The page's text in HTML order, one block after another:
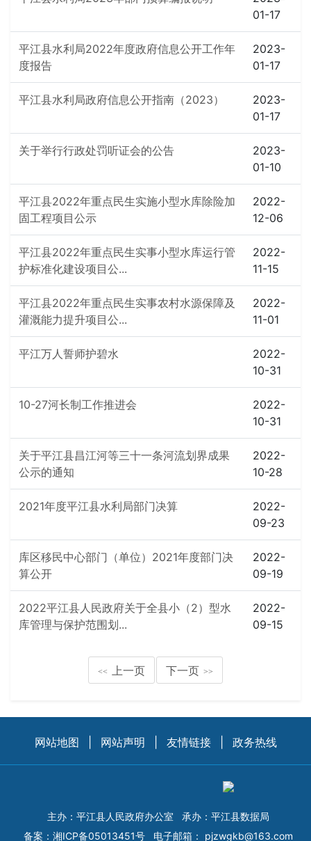
01-17
平江县水利局2022年度政府信息公开工作年
度报告
2023-
01-17
平江县水利局政府信息公开指南（2023）
2023-
01-17
关于举行行政处罚听证会的公告
2023-
01-10
平江县2022年重点民生实施小型水库除险加
固工程项目公示
2022-
12-06
平江县2022年重点民生实事小型水库运行管
护标准化建设项目公...
2022-
11-15
平江县2022年重点民生实事农村水源保障及
灌溉能力提升项目公...
2022-
11-01
平江万人誓师护碧水
2022-
10-31
10-27河长制工作推进会
2022-
10-31
关于平江县昌江河等三十一条河流划界成果
公示的通知
2022-
10-28
2021年度平江县水利局部门决算
2022-
09-23
库区移民中心部门（单位）2021年度部门决
算公开
2022-
09-19
2022平江县人民政府关于全县小（2）型水
库管理与保护范围划...
2022-
09-15
<< 上一页 下一页 >>
网站地图 网站声明 友情链接 政务热线
主办：平江县人民政府办公室
承办：平江县数据局
备案： 湘ICP备05013451号 电子邮箱： pjzwgkb@163.com